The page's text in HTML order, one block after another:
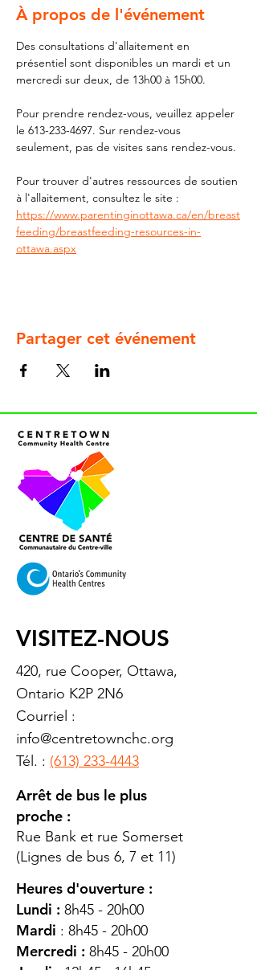
À propos de l'événement
Des consultations d'allaitement en
présentiel sont disponibles un mardi et un
mercredi sur deux, de 13h00 à 15h00.
Pour prendre rendez-vous, veuillez appeler
le 613-233-4697. Sur rendez-vous
seulement, pas de visites sans rendez-vous.
Pour trouver d'autres ressources de soutien
à l'allaitement, consultez le site :
https://www.parentinginottawa.ca/en/breast
feeding/breastfeeding-resources-in-
ottawa.aspx
Partager cet événement
VISITEZ-NOUS
420, rue Cooper, Ottawa,
Ontario K2P 2N6
Courriel :
info@centretownchc.org
Tél. : (613) 233-4443
Arrêt de bus le plus
proche :
Rue Bank et rue Somerset
(Lignes de bus 6, 7 et 11)
Heures d'ouverture :
Lundi : 8h45 - 20h00
Mardi : 8h45 - 20h00
Mercredi : 8h45 - 20h00